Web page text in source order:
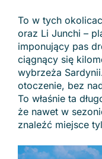
To w tych
oraz Li Junchi –
imponujący pas
ciągnący się
wybrzeża
otoczenie, bez
To właśnie ta
że nawet w
znaleźć miejsce